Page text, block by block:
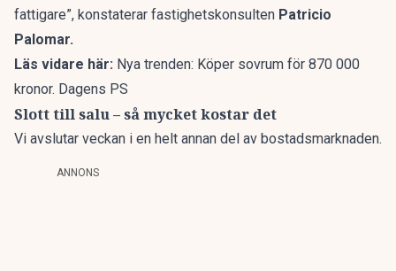
fattigare”, konstaterar fastighetskonsulten Patricio
Palomar.
Läs vidare här: Nya trenden: Köper sovrum för 870 000
kronor. Dagens PS
Slott till salu – så mycket kostar det
Vi avslutar veckan i en helt annan del av bostadsmarknaden.
ANNONS